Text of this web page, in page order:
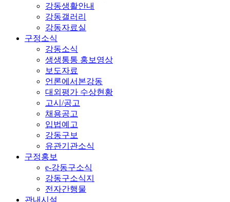
강동생활안내
강동갤러리
강동자료실
구정소식
강동소식
생생통통 홍보영상
보도자료
언론에서본강동
대외평가 수상현황
고시/공고
채용공고
입법예고
강동구보
유관기관소식
구정홍보
e-강동구소식
강동구소식지
전자간행물
관내시설